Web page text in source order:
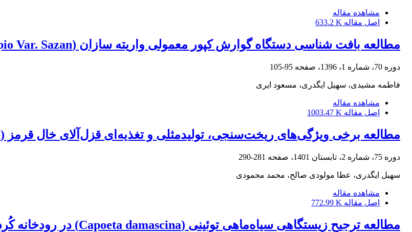
مشاهده مقاله
اصل مقاله 633.2 K
مطالعه بافت شناسی دستگاه گوارش کپور معمولی واریته سازان (Cyprinus carpio Var. Sazan) در طی مراحل اولیه تکوین
دوره 70، شماره 1، 1396، صفحه 95-105
فاطمه مشیدی، سهیل ایگدری، مسعود ایری
مشاهده مقاله
اصل مقاله 1003.47 K
مطالعه برخی ویژگی‌های ریخت‌سنجی، تولیدمثلی و تغذیه‌ای قزل‌آلای خال قرمز (Salmo trutta) در رودخانه طالقان
دوره 75، شماره 2، تابستان 1401، صفحه 281-290
سهیل ایگدری، عطا مولودی صالح، محمد محمودی
مشاهده مقاله
اصل مقاله 772.99 K
مطالعه ترجیح زیستگاهی سیاه‌ماهی توئینی (Capoeta damascina) در رودخانه کُردان با استفاده از شاخص مطلوبیت زیستگاه